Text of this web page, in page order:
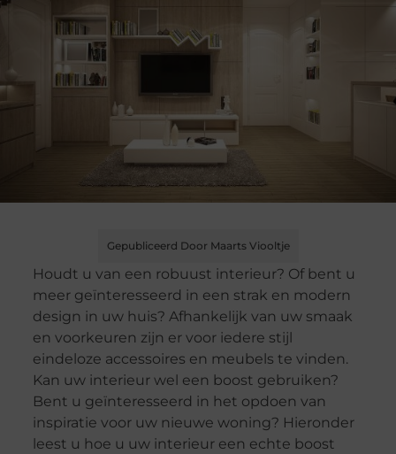
Gepubliceerd Door Maarts Viooltje
Houdt u van een robuust interieur? Of bent u
meer geïnteresseerd in een strak en modern
design in uw huis? Afhankelijk van uw smaak
en voorkeuren zijn er voor iedere stijl
eindeloze accessoires en meubels te vinden.
Kan uw interieur wel een boost gebruiken?
Bent u geïnteresseerd in het opdoen van
inspiratie voor uw nieuwe woning? Hieronder
leest u hoe u uw interieur een echte boost